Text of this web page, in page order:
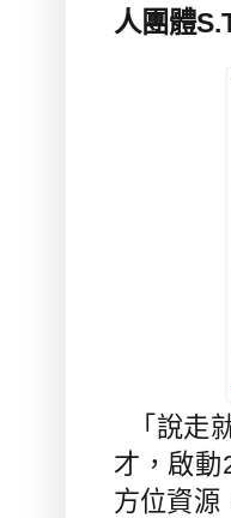
人團體
「說走
才，啟動
方位資源